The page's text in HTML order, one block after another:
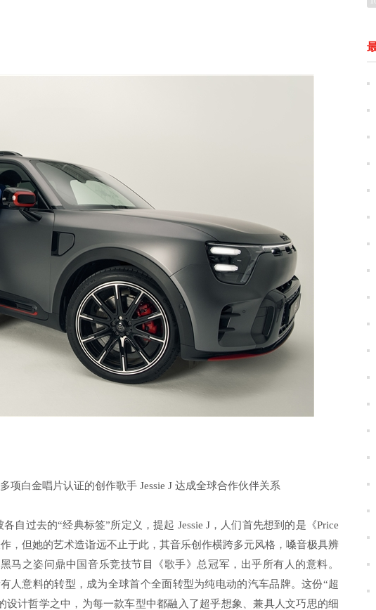
项白金唱片认证的创作歌手 Jessie J 达成全球合作伙伴关系
各自过去的“经典标签”所定义，提起 Jessie J，人们首先想到的是《Price
，但她的艺术造诣远不止于此，其音乐创作横跨多元风格，嗓音极具辨
马之姿问鼎中国音乐竞技节目《歌手》总冠军，出乎所有人的意料。
人意料的转型，成为全球首个全面转型为纯电动的汽车品牌。这份“超
设计哲学之中，为每一款车型中都融入了超乎想象、兼具人文巧思的细